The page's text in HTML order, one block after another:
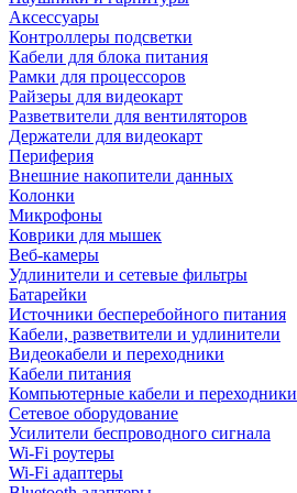
Аксессуары
Контроллеры подсветки
Кабели для блока питания
Рамки для процессоров
Райзеры для видеокарт
Разветвители для вентиляторов
Держатели для видеокарт
Периферия
Внешние накопители данных
Колонки
Микрофоны
Коврики для мышек
Веб-камеры
Удлинители и сетевые фильтры
Батарейки
Источники бесперебойного питания
Кабели, разветвители и удлинители
Видеокабели и переходники
Кабели питания
Компьютерные кабели и переходники
Сетевое оборудование
Усилители беспроводного сигнала
Wi-Fi роутеры
Wi-Fi адаптеры